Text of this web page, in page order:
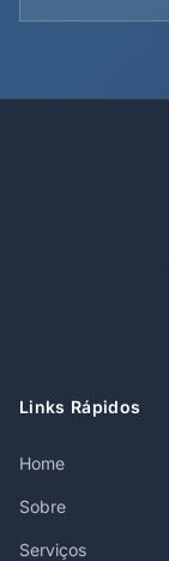
Links Rápidos
Home
Sobre
Serviços